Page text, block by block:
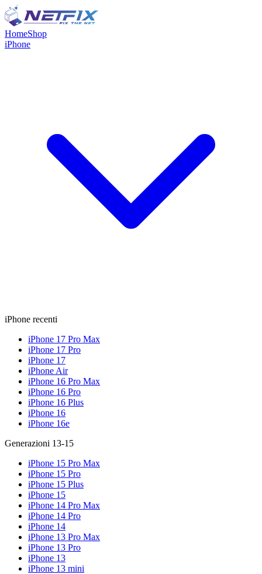
HomeShop
iPhone
iPhone recenti
iPhone 17 Pro Max
iPhone 17 Pro
iPhone 17
iPhone Air
iPhone 16 Pro Max
iPhone 16 Pro
iPhone 16 Plus
iPhone 16
iPhone 16e
Generazioni 13-15
iPhone 15 Pro Max
iPhone 15 Pro
iPhone 15 Plus
iPhone 15
iPhone 14 Pro Max
iPhone 14 Pro
iPhone 14
iPhone 13 Pro Max
iPhone 13 Pro
iPhone 13
iPhone 13 mini